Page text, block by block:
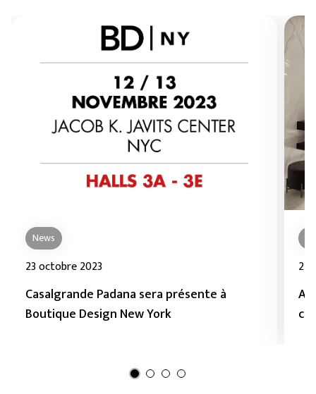
News
23 octobre 2023
Casalgrande Padana sera présente à
Boutique Design New York
27